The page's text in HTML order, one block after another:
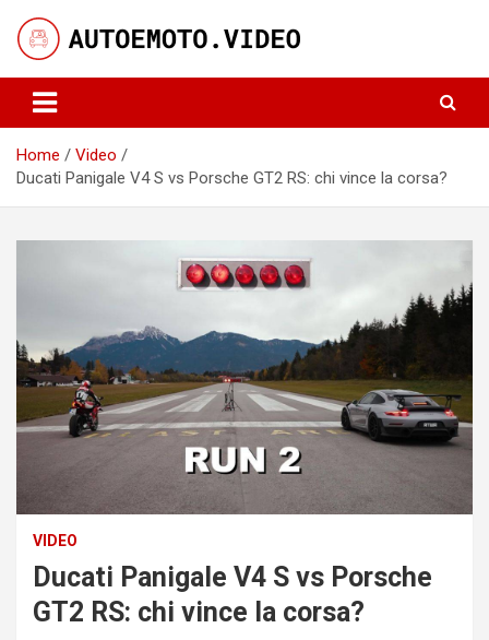
content
AutoeMoto.Video
Home
Video
Ducati Panigale V4 S vs Porsche GT2 RS: chi vince la corsa?
VIDEO
Ducati Panigale V4 S vs Porsche
GT2 RS: chi vince la corsa?